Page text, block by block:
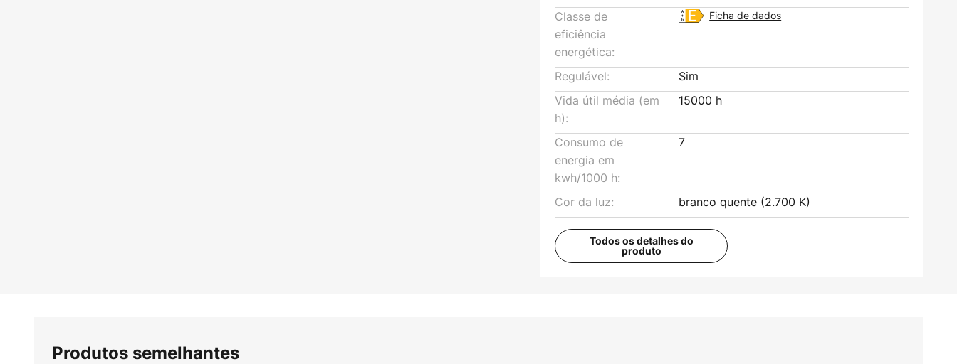
Classe de
eficiência
energética:
Ficha de dados
Regulável:
Sim
Vida útil média (em
h):
15000 h
Consumo de
energia em
kwh/1000 h:
7
Cor da luz: branco quente (2.700 K)
Todos os detalhes do
produto
Produtos semelhantes